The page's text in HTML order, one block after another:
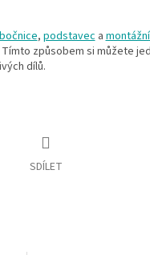
, podstaveca
způsobem si můžete
dílů.
SDÍLET